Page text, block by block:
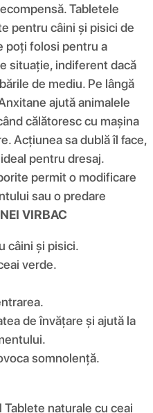
Tabletele
pentru câini și pisici de
poți folosi pentru a
situație, indiferent dacă
de mediu. Pe lângă
ajută animalele
călătoresc cu mașina
Acțiunea sa dublă îl face,
pentru dresaj.
permit o modificare
sau o predare
VIRBAC
câini și pisici.
verde.
de învățare și ajută la
somnolență.
Tablete naturale cu ceai